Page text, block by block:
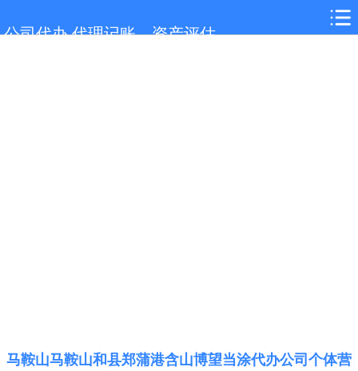
公司代办,代理记账，资产评估
网站首页
马鞍山马鞍山和县郑蒲港含山博望当涂代办公司个体营